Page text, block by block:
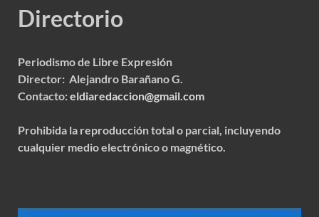
Directorio
Periodismo de Libre Expresión
Director: Alejandro Barañano G.
Contacto:eldiaredaccion@gmail.com
Prohibida la reproducción total o parcial, incluyendo
cualquier medio electrónico o magnético.